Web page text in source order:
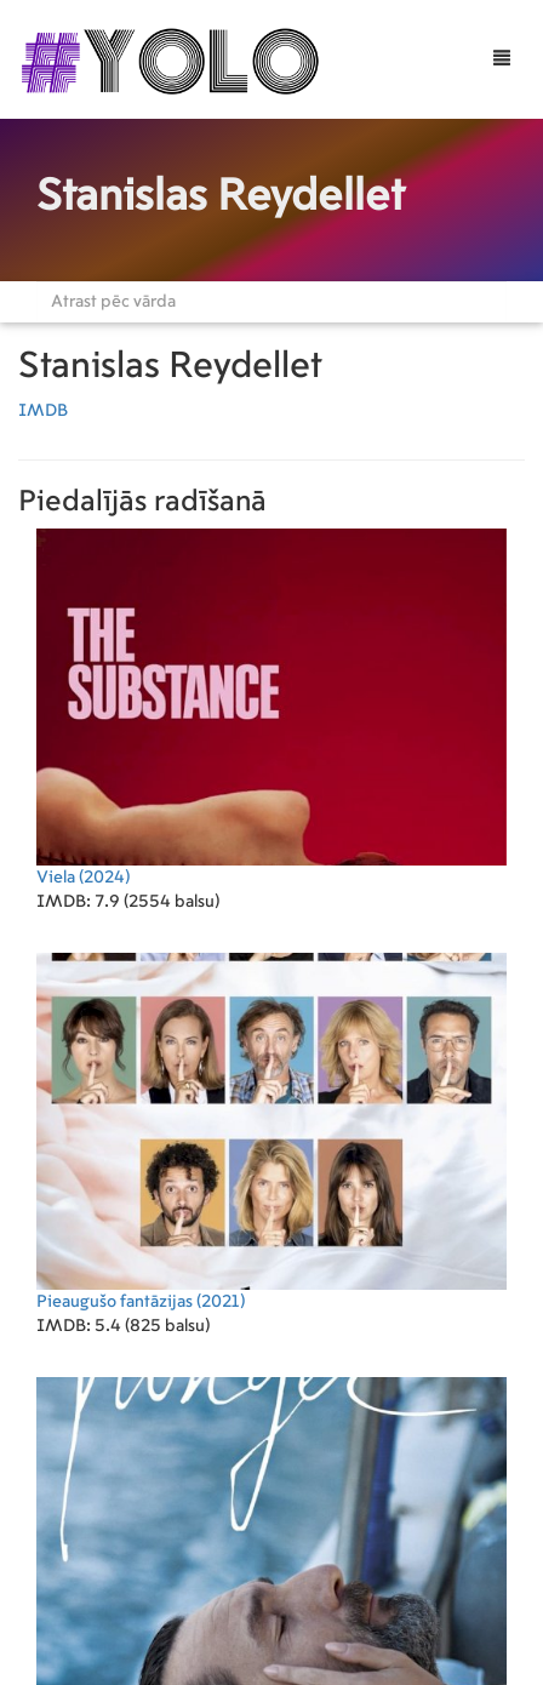
Toggle
Stanislas Reydellet
Stanislas Reydellet
IMDB
Piedalījās radīšanā
Viela (2024)
IMDB: 7.9 (2554 balsu)
Pieaugušo fantāzijas (2021)
IMDB: 5.4 (825 balsu)